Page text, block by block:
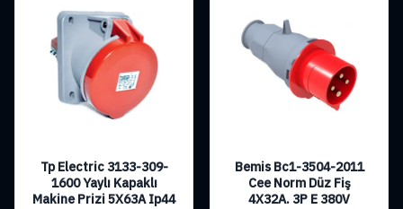
Tp Electric 3133-309-
1600 Yaylı Kapaklı
Makine Prizi 5X63A Ip44
Bemis Bc1-3504-2011
Cee Norm Düz Fiş
4X32A. 3P E 380V